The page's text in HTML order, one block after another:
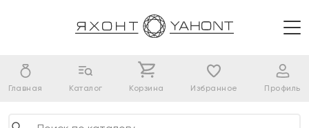
Главная Каталог Корзина Избранное Профиль